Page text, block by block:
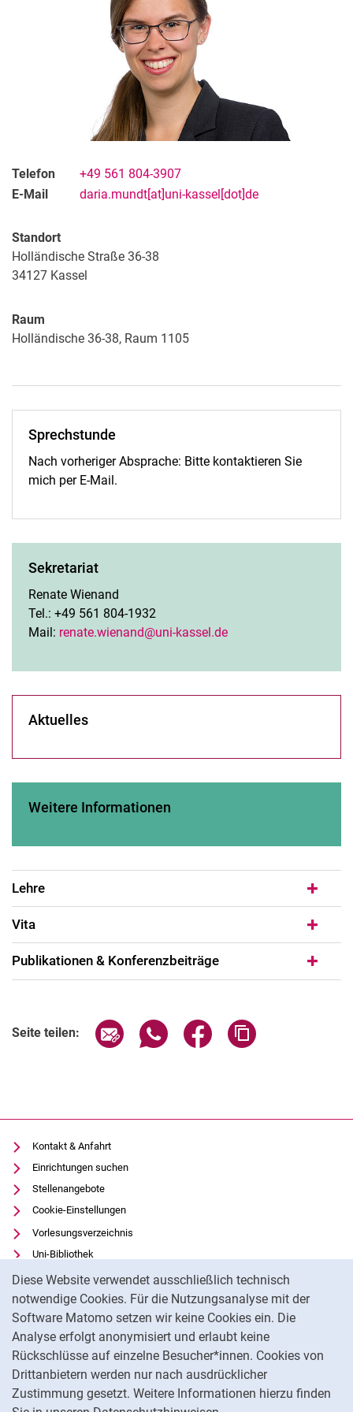
Diese Website verwendet ausschließlich technisch
notwendige Cookies. Für die Nutzungsanalyse mit der
Software Matomo setzen wir keine Cookies ein. Die
Analyse erfolgt anonymisiert und erlaubt keine
Rückschlüsse auf einzelne Besucher*innen. Cookies von
Drittanbietern werden nur nach ausdrücklicher
Zustimmung gesetzt. Weitere Informationen hierzu finden
Telefon
+49 561 804-3907
E-Mail
daria.mundt[at]uni-kassel[dot]de
Standort
Holländische Straße 36-38
34127 Kassel
Raum
Holländische 36-38, Raum 1105
Sprechstunde
Nach vorheriger Absprache: Bitte kontaktieren Sie
mich per E-Mail.
Sekretariat
Renate Wienand
Tel.: +49 561 804-1932
Mail: renate.wienand@uni-kassel.de
Aktuelles
Weitere Informationen
Lehre
Vita
Publikationen & Konferenzbeiträge
Seite teilen: Seite über E-Mail teilen
Seite über WhatsApp teilen
Seite über Facebook
Kontakt & Anfahrt
Einrichtungen suchen
Stellenangebote
Cookie-Einstellungen
Vorlesungsverzeichnis
Uni-Bibliothek
Moodle
Panopto
Datenschutz
Barrierefreiheit
Transparenter KI-Einsatz
Impressum